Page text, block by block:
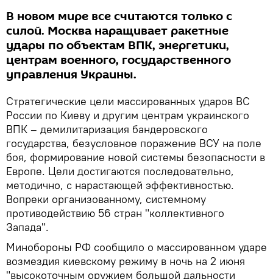
В новом мире все считаются только с
силой. Москва наращивает ракетные
удары по объектам ВПК, энергетики,
центрам военного, государственного
управления Украины.
Стратегические цели массированных ударов ВС
России по Киеву и другим центрам украинского
ВПК – демилитаризация бандеровского
государства, безусловное поражение ВСУ на поле
боя, формирование новой системы безопасности в
Европе. Цели достигаются последовательно,
методично, с нарастающей эффективностью.
Вопреки организованному, системному
противодействию 56 стран "коллективного
Запада".
Минобороны РФ сообщило о массированном ударе
возмездия киевскому режиму в ночь на 2 июня
"высокоточным оружием большой дальности